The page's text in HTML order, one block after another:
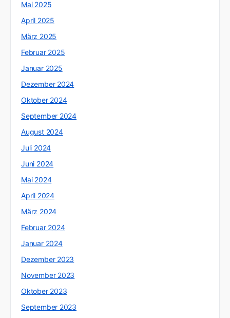
Mai 2025
April 2025
März 2025
Februar 2025
Januar 2025
Dezember 2024
Oktober 2024
September 2024
August 2024
Juli 2024
Juni 2024
Mai 2024
April 2024
März 2024
Februar 2024
Januar 2024
Dezember 2023
November 2023
Oktober 2023
September 2023